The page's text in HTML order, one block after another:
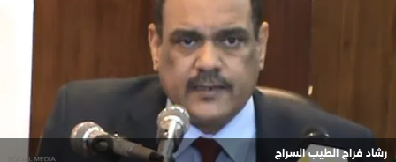
رشاد فراج الطيب السراج